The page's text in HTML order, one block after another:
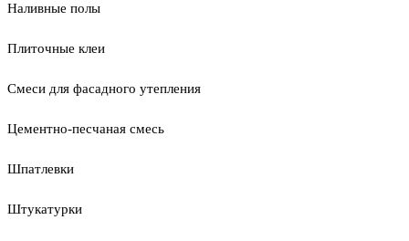
Наливные полы
Плиточные клеи
Смеси для фасадного утепления
Цементно-песчаная смесь
Шпатлевки
Штукатурки